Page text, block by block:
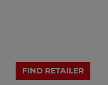
FIND RETAILER